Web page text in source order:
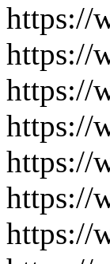
https://
https://
https://
https://
https://
https://
https://